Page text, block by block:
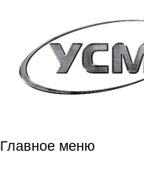
Главное меню